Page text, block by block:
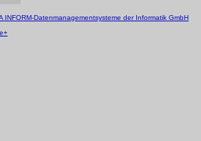
INFORM-Datenmanagementsysteme der Informatik GmbH